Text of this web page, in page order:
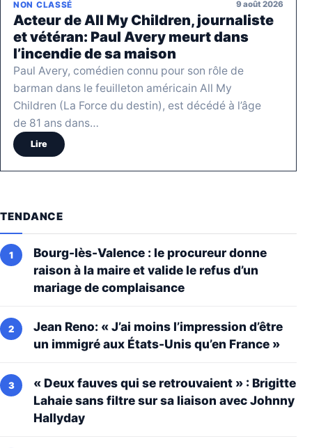
NON CLASSÉ 9 août 2026
Acteur de All My Children, journaliste
et vétéran: Paul Avery meurt dans
l’incendie de sa maison
Paul Avery, comédien connu pour son rôle de
barman dans le feuilleton américain All My
Children (La Force du destin), est décédé à l’âge
de 81 ans dans…
Lire
TENDANCE
Bourg-lès-Valence : le procureur donne
raison à la maire et valide le refus d’un
mariage de complaisance
Jean Reno: « J’ai moins l’impression d’être
un immigré aux États-Unis qu’en France »
« Deux fauves qui se retrouvaient » : Brigitte
Lahaie sans filtre sur sa liaison avec Johnny
Hallyday